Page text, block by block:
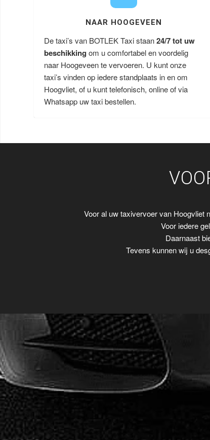
NAAR HOOGEVEEN
De taxi’s van BOTLEK Taxi staan24/7 tot uw
beschikking om u comfortabel en voordelig
naar Hoogeveen te vervoeren. U kunt onze
taxi’s vinden op iedere standplaats in en om
Hoogvliet, of u kunt telefonisch, online of via
Whatsapp uw taxi bestellen.
Voor al uw taxivervoer van Hoogvliet
Voor iedere
Daarnaast
Tevens kunnen wij u